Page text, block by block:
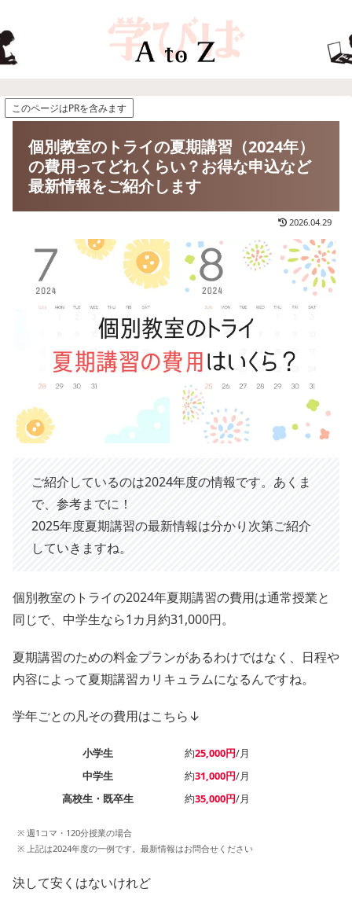
このページはPRを含みます
個別教室のトライの夏期講習（2024年）
の費用ってどれくらい？お得な申込など
最新情報をご紹介します
2026.04.29
ご紹介しているのは2024年度の情報です。あくま
で、参考までに！
2025年度夏期講習の最新情報は分かり次第ご紹介
していきますね。
個別教室のトライの2024年夏期講習の費用は通常授業と
同じで、中学生なら1カ月約31,000円。
夏期講習のための料金プランがあるわけではなく、日程や
内容によって夏期講習カリキュラムになるんですね。
学年ごとの凡その費用はこちら↓
小学生 約25,000円/月
中学生
約31,000円/月
高校生・既卒生
約35,000円/月
※ 週1コマ・120分授業の場合
※ 上記は2024年度の一例です。最新情報はお問合せください
決して安くはないけれど